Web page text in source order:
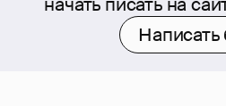
начать писать на
Написать